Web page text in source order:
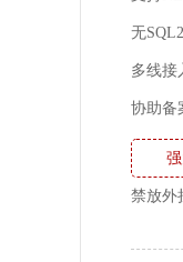
无
多线接
协助备
禁放外